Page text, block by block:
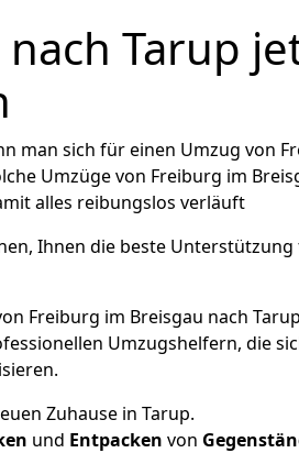
Tarup
man sich für einen Umzug von
Umzüge von Freiburg im
alles reibungslos verläuft
Ihnen die beste
Freiburg im Breisgau nach
Umzugshelfern, die
Zuhause in Tarup.
und Entpacken von